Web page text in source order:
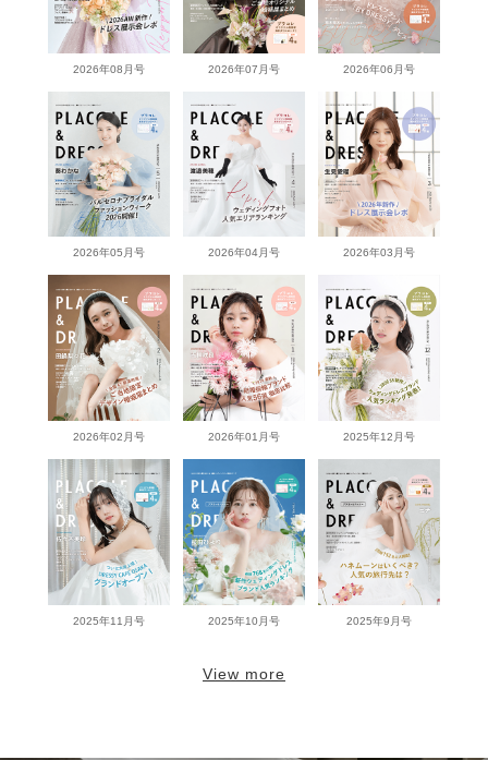
2026年08月号 2026年07月号 2026年06月号
2026年05月号 2026年04月号 2026年03月号
2026年02月号 2026年01月号 2025年12月号
2025年11月号 2025年10月号 2025年9月号
View more